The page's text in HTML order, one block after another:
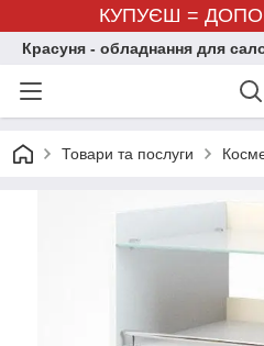
КУПУЄШ =
Красуня - обладнання для
Товари та послуги